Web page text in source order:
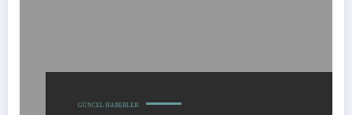
GÜNCEL HABERLER